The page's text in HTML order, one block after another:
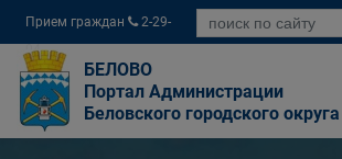
Прием граждан
2-29-
04
БЕЛОВО
Портал Администрации
Беловского городского округа